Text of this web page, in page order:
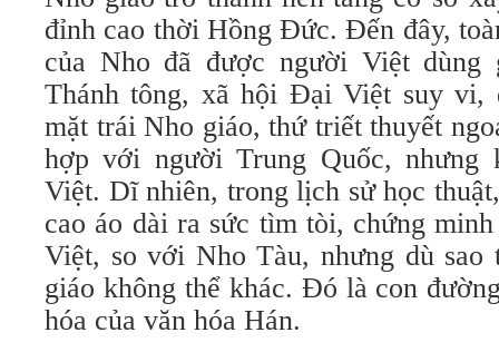
đỉnh cao thời Hồng Đức. Đến đây,
của Nho đã được người Việt dùng
Thánh tông, xã hội Đại Việt suy vi,
mặt trái Nho giáo, thứ triết thuyết
hợp với người Trung Quốc, nhưng
Việt. Dĩ nhiên, trong lịch sử học
cao áo dài ra sức tìm tòi, chứng
Việt, so với Nho Tàu, nhưng dù
giáo không thể khác. Đó là con
hóa của văn hóa Hán.